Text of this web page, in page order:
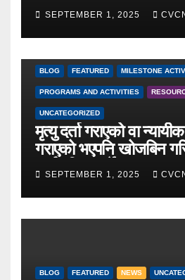
SEPTEMBER 1, 2025
BLOG FEATURED MILESTONE
PROGRAMS AND ACTIVITIES
UNCATEGORIZED
मृत्यु दर्ता गराएको वा
गराएको भएपनि खोजबिन
सार्वजनिक गर्ने
SEPTEMBER 1, 2025
BLOG FEATURED NEWS